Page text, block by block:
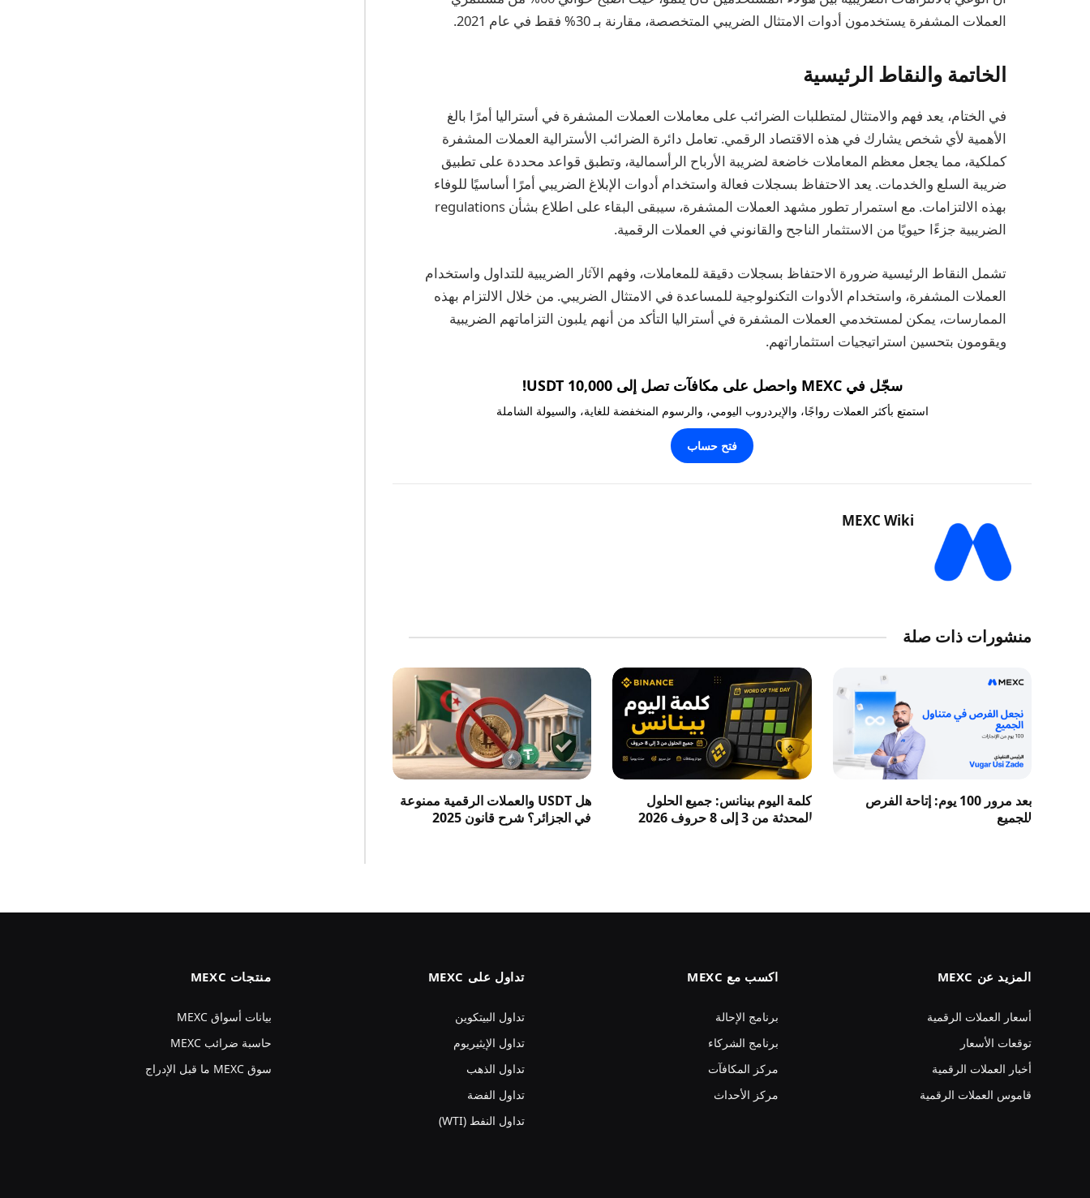
العملات المشفرة يستخدمون أدوات الامتثال الضريبي المتخصصة، مقارنة بـ 30% فقط في عام 2021.
الخاتمة والنقاط الرئيسية
في الختام، يعد فهم والامتثال لمتطلبات الضرائب على معاملات العملات المشفرة في أستراليا أمرًا بالغ
الأهمية لأي شخص يشارك في هذه الاقتصاد الرقمي. تعامل دائرة الضرائب الأسترالية العملات المشفرة
كملكية، مما يجعل معظم المعاملات خاضعة لضريبة الأرباح الرأسمالية، وتطبق قواعد محددة على تطبيق
ضريبة السلع والخدمات. يعد الاحتفاظ بسجلات فعالة واستخدام أدوات الإبلاغ الضريبي أمرًا أساسيًا للوفاء
بهذه الالتزامات. مع استمرار تطور مشهد العملات المشفرة، سيبقى البقاء على اطلاع بشأن regulations
الضريبية جزءًا حيويًا من الاستثمار الناجح والقانوني في العملات الرقمية.
تشمل النقاط الرئيسية ضرورة الاحتفاظ بسجلات دقيقة للمعاملات، وفهم الآثار الضريبية للتداول واستخدام
العملات المشفرة، واستخدام الأدوات التكنولوجية للمساعدة في الامتثال الضريبي. من خلال الالتزام بهذه
الممارسات، يمكن لمستخدمي العملات المشفرة في أستراليا التأكد من أنهم يلبون التزاماتهم الضريبية
ويقومون بتحسين استراتيجيات استثماراتهم.
سجّل في MEXC واحصل على مكافآت تصل إلى 10,000 USDT!
استمتع بأكثر العملات رواجًا، والإيردروب اليومي، والرسوم المنخفضة للغاية، والسيولة الشاملة
فتح حساب
MEXC Wiki
منشورات ذات صلة
بعد مرور 100 يوم: إتاحة الفرص
للجميع
كلمة اليوم بينانس: جميع الحلول
المحدثة من 3 إلى 8 حروف 2026
هل USDT والعملات الرقمية ممنوعة
في الجزائر؟ شرح قانون 2025
المزيد عن MEXC
أسعار العملات الرقمية
توقعات الأسعار
أخبار العملات الرقمية
قاموس العملات الرقمية
اكسب مع MEXC
برنامج الإحالة
برنامج الشركاء
مركز المكافآت
مركز الأحداث
تداول على MEXC
تداول البيتكوين
تداول الإيثيريوم
تداول الذهب
تداول الفضة
تداول النفط (WTI)
منتجات MEXC
بيانات أسواق MEXC
حاسبة ضرائب MEXC
سوق MEXC ما قبل الإدراج